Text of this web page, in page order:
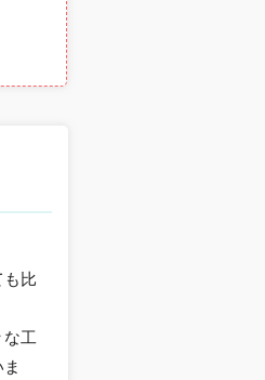
比
な工